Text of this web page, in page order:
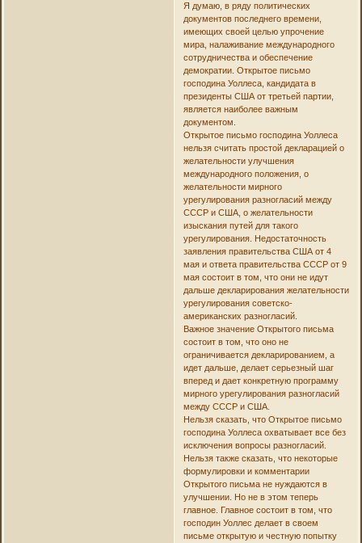
Я думаю, в ряду политических
документов последнего времени,
имеющих своей целью упрочение
мира, налаживание международного
сотрудничества и обеспечение
демократии. Открытое письмо
господина Уоллеса, кандидата в
президенты США от третьей партии,
является наиболее важным
документом.
Открытое письмо господина Уоллеса
нельзя считать простой декларацией о
желательности улучшения
международного положения, о
желательности мирного
урегулирования разногласий между
СССР и США, о желательности
изыскания путей для такого
урегулирования. Недостаточность
заявления правительства США от 4
мая и ответа правительства СССР от 9
мая состоит в том, что они не идут
дальше декларирования желательности
урегулирования советско-
американских разногласий.
Важное значение Открытого письма
состоит в том, что оно не
ограничивается декларированием, а
идет дальше, делает серьезный шаг
вперед и дает конкретную программу
мирного урегулирования разногласий
между СССР и США.
Нельзя сказать, что Открытое письмо
господина Уоллеса охватывает все без
исключения вопросы разногласий.
Нельзя также сказать, что некоторые
формулировки и комментарии
Открытого письма не нуждаются в
улучшении. Но не в этом теперь
главное. Главное состоит в том, что
господин Уоллес делает в своем
письме открытую и честную попытку